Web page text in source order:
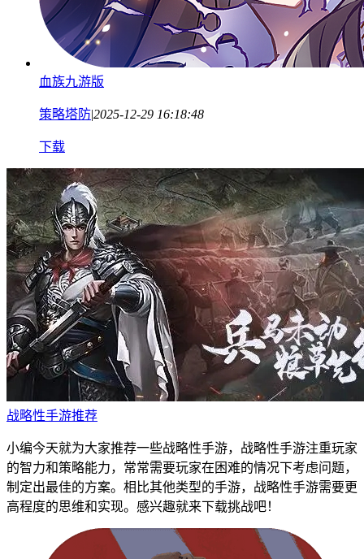
血族九游版
策略塔防|2025-12-29 16:18:48
下载
战略性手游推荐
小编今天就为大家推荐一些战略性手游，战略性手游注重玩家
的智力和策略能力，常常需要玩家在困难的情况下考虑问题，
制定出最佳的方案。相比其他类型的手游，战略性手游需要更
高程度的思维和实现。感兴趣就来下载挑战吧！